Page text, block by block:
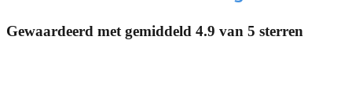
Gewaardeerd met gemiddeld 4.9 van 5 sterren